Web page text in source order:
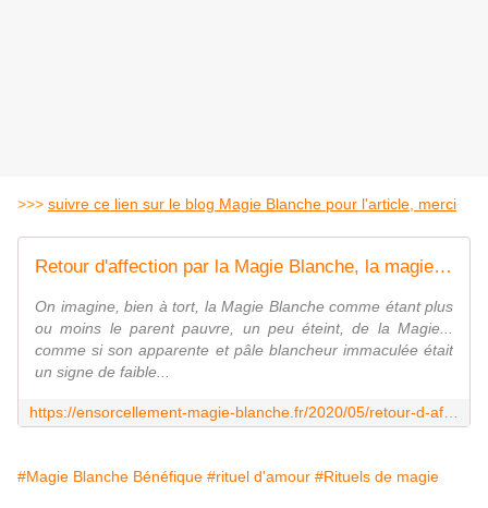
>>> suivre ce lien sur le blog Magie Blanche pour l'article, merci
Retour d'affection par la Magie Blanche, la magie de l'Amour - Ensorcellement Magie Blanche
On imagine, bien à tort, la Magie Blanche comme étant plus
ou moins le parent pauvre, un peu éteint, de la Magie...
comme si son apparente et pâle blancheur immaculée était
un signe de faible...
#Magie Blanche Bénéfique #rituel d'amour #Rituels de magie